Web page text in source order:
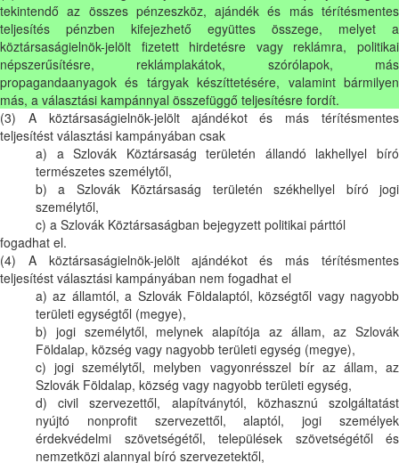
tekintendő az összes pénzeszköz, ajándék és más térítésmentes
teljesítés pénzben kifejezhető együttes összege, melyet a
köztársaságielnök-jelölt fizetett hirdetésre vagy reklámra, politikai
népszerűsítésre, reklámplakátok, szórólapok, más
propagandaanyagok és tárgyak készíttetésére, valamint bármilyen
más, a választási kampánnyal összefüggő teljesítésre fordít.
(3) A köztársaságielnök-jelölt ajándékot és más térítésmentes
teljesítést választási kampányában csak
a) a Szlovák Köztársaság területén állandó lakhellyel bíró
természetes személytől,
b) a Szlovák Köztársaság területén székhellyel bíró jogi
személytől,
c) a Szlovák Köztársaságban bejegyzett politikai párttól
fogadhat el.
(4) A köztársaságielnök-jelölt ajándékot és más térítésmentes
teljesítést választási kampányában nem fogadhat el
a) az államtól, a Szlovák Földalaptól, községtől vagy nagyobb
területi egységtől (megye),
b) jogi személytől, melynek alapítója az állam, az Szlovák
Földalap, község vagy nagyobb területi egység (megye),
c) jogi személytől, melyben vagyonrésszel bír az állam, az
Szlovák Földalap, község vagy nagyobb területi egység,
d) civil szervezettől, alapítványtól, közhasznú szolgáltatást
nyújtó nonprofit szervezettől, alaptól, jogi személyek
érdekvédelmi szövetségétől, települések szövetségétől és
nemzetközi alannyal bíró szervezetektől,